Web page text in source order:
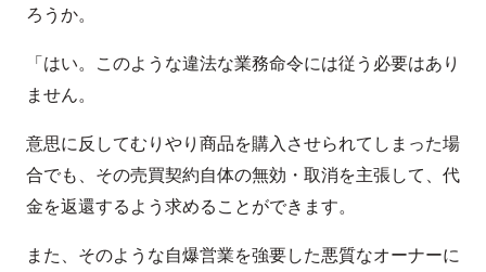
ろうか。
「はい。このような違法な業務命令には従う必要はあり
ません。
意思に反してむりやり商品を購入させられてしまった場
合でも、その売買契約自体の無効・取消を主張して、代
金を返還するよう求めることができます。
また、そのような自爆営業を強要した悪質なオーナーに